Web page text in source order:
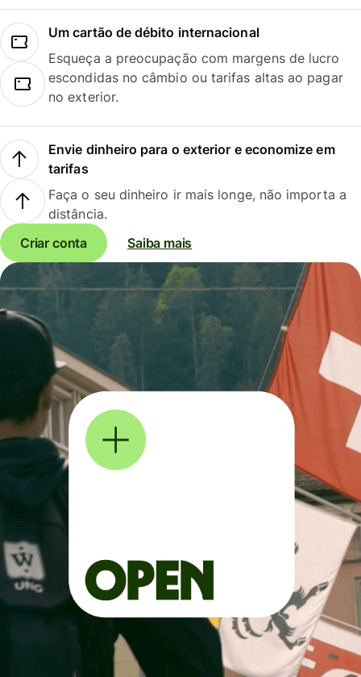
Um cartão de débito internacional
Esqueça a preocupação com margens de lucro
escondidas no câmbio ou tarifas altas ao pagar
no exterior.
Envie dinheiro para o exterior e economize em
tarifas
Faça o seu dinheiro ir mais longe, não importa a
distância.
Criar conta
Saiba mais